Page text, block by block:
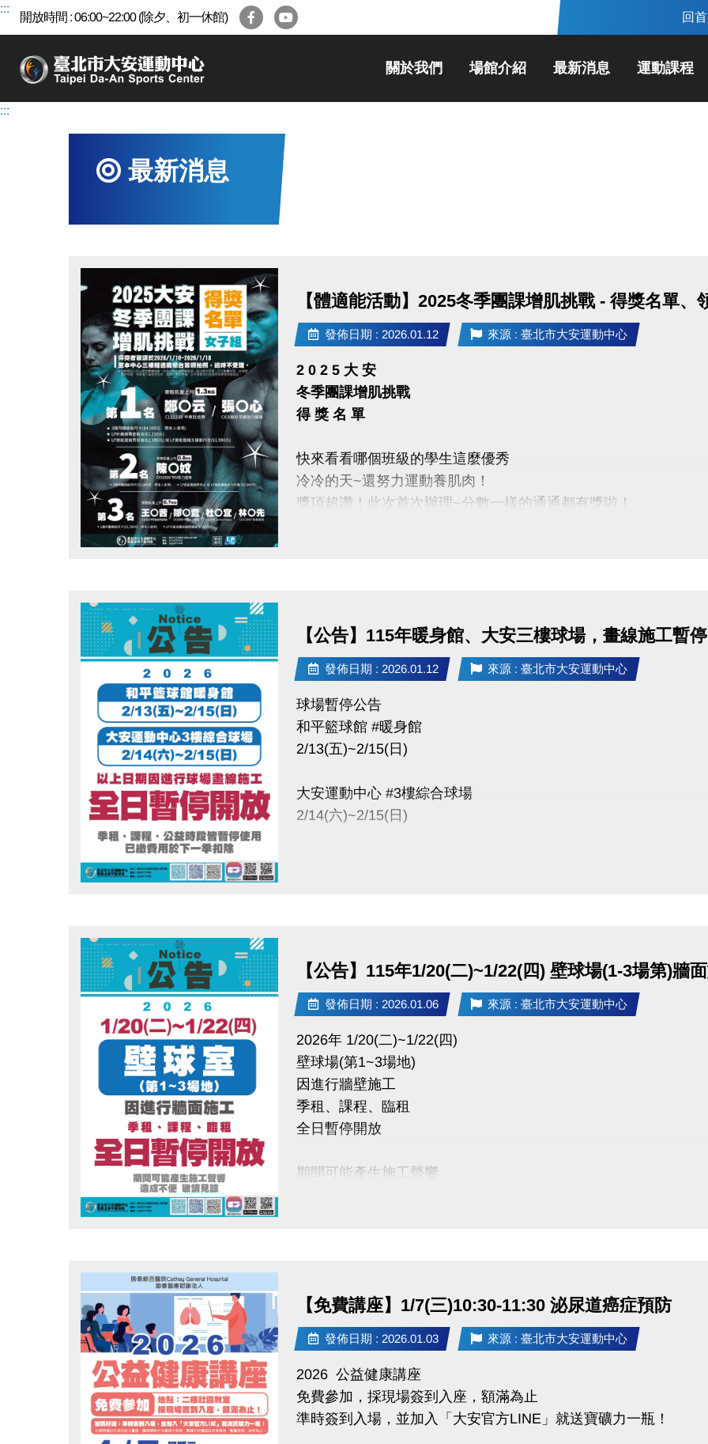
跳
區
:::
開放時間 : 06:00~22:00 (除夕、初一休館) 回
關於我們 場館介紹 最新消息 運動課程
:::
最新消息
【體適能活動】2025冬季團課增肌挑戰 - 得獎名單、
發佈日期 : 2026.01.12 來源 : 臺北市大安運動中心
2 0 2 5 大 安
冬季團課增肌挑戰
得 獎 名 單
快來看看哪個班級的學生這麼優秀
冷冷的天~還努力運動養肌肉！
獎項超讚！此次首次辦理~分數一樣的通通都有獎啦！
月卡須於1/18前開卡，限本人使用，敬請攜帶悠遊卡進行辦理。
電話洽詢 體適能 (02)2377-0300#107
贊助廠商：LP Support
【公告】115年暖身館、大安三樓球場，畫線施工暫
發佈日期 : 2026.01.12 來源 : 臺北市大安運動中心
球場暫停公告
和平籃球館 #暖身館
2/13(五)~2/15(日)
大安運動中心 #3樓綜合球場
2/14(六)~2/15(日)
將產生大量異味，故也全面暫停開放
季租、課程、臨租、公益時段皆暫停
已繳費用於下一季扣除
大安運動中心 感謝您的配合
【公告】115年1/20(二)~1/22(四) 壁球場(1-3場第)牆
發佈日期 : 2026.01.06 來源 : 臺北市大安運動中心
2026年 1/20(二)~1/22(四)
壁球場(第1~3場地)
因進行牆壁施工
季租、課程、臨租
全日暫停開放
期間可能產生施工聲響
【免費講座】1/7(三)10:30-11:30 泌尿道癌症預防
發佈日期 : 2026.01.03 來源 : 臺北市大安運動中心
2026 公益健康講座
免費參加，採現場簽到入座，額滿為止
準時簽到入場，並加入「大安官方LINE」就送寶礦力一瓶！